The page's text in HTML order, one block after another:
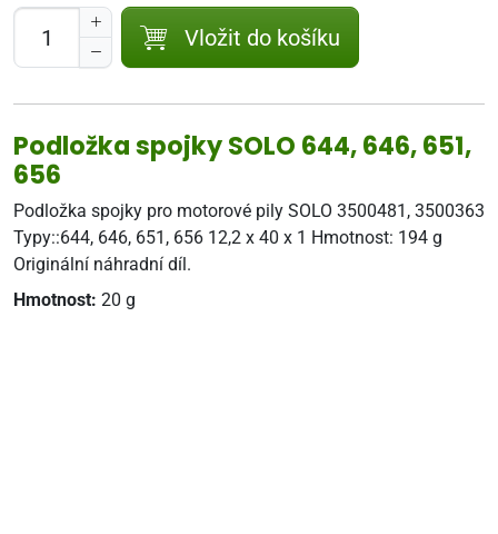
Vložit do košíku
Podložka spojky SOLO 644, 646, 651,
656
Podložka spojky pro motorové pily SOLO 3500481, 3500363
Typy::644, 646, 651, 656 12,2 x 40 x 1 Hmotnost: 194 g
Originální náhradní díl.
Hmotnost: 20 g